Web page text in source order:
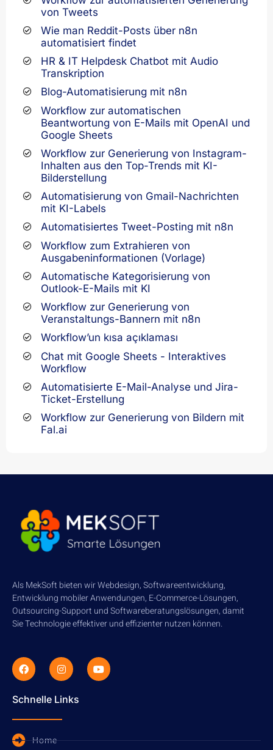
von Tweets
Wie man Reddit-Posts über n8n
automatisiert findet
HR & IT Helpdesk Chatbot mit Audio
Transkription
Blog-Automatisierung mit n8n
Workflow zur automatischen
Beantwortung von E-Mails mit OpenAI und
Google Sheets
Workflow zur Generierung von Instagram-
Inhalten aus den Top-Trends mit KI-
Bilderstellung
Automatisierung von Gmail-Nachrichten
mit KI-Labels
Automatisiertes Tweet-Posting mit n8n
Workflow zum Extrahieren von
Ausgabeninformationen (Vorlage)
Automatische Kategorisierung von
Outlook-E-Mails mit KI
Workflow zur Generierung von
Veranstaltungs-Bannern mit n8n
Workflow’un kısa açıklaması
Chat mit Google Sheets - Interaktives
Workflow
Automatisierte E-Mail-Analyse und Jira-
Ticket-Erstellung
Workflow zur Generierung von Bildern mit
Fal.ai
Als MekSoft bieten wir Webdesign, Softwareentwicklung,
Entwicklung mobiler Anwendungen, E-Commerce-Lösungen,
Outsourcing-Support und Softwareberatungslösungen, damit
Sie Technologie effektiver und effizienter nutzen können.
Schnelle Links
Home